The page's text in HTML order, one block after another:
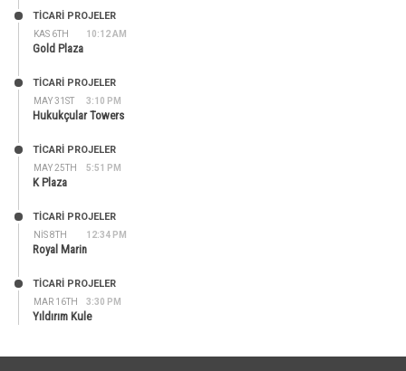
KAS 6TH 10:12 AM
TİCARİ PROJELER
Gold Plaza
MAY 31ST 3:10 PM
TİCARİ PROJELER
Hukukçular Towers
MAY 25TH 5:51 PM
TİCARİ PROJELER
K Plaza
NIS 8TH 12:34 PM
TİCARİ PROJELER
Royal Marin
MAR 16TH 3:30 PM
TİCARİ PROJELER
Yıldırım Kule